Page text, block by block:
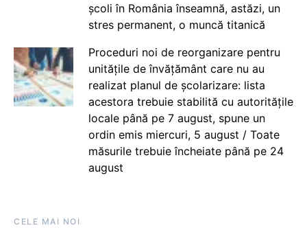
școli în România înseamnă, astăzi, un
stres permanent, o muncă titanică
Proceduri noi de reorganizare pentru
unitățile de învățământ care nu au
realizat planul de școlarizare: lista
acestora trebuie stabilită cu autoritățile
locale până pe 7 august, spune un
ordin emis miercuri, 5 august / Toate
măsurile trebuie încheiate până pe 24
august
CELE MAI NOI